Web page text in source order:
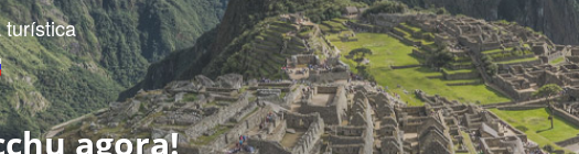
turística
agora!